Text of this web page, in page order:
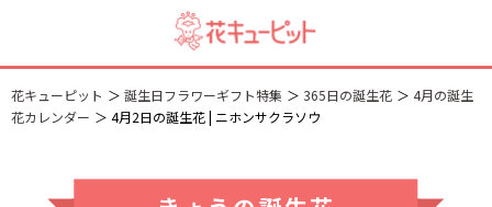
花キューピット 誕生日フラワーギフト特集 365日の誕生花
4月の誕生
花カレンダー
4月2日の誕生花 | ニホンサクラソウ